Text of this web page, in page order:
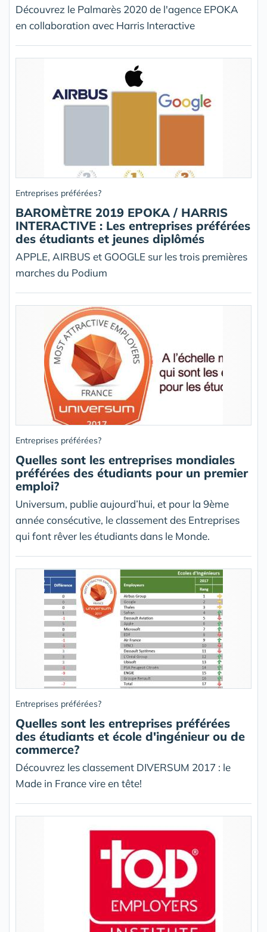
Découvrez le Palmarès 2020 de l'agence EPOKA
en collaboration avec Harris Interactive
Entreprises préférées?
BAROMÈTRE 2019 EPOKA / HARRIS
INTERACTIVE : Les entreprises préférées
des étudiants et jeunes diplômés
APPLE, AIRBUS et GOOGLE sur les trois premières
marches du Podium
Entreprises préférées?
Quelles sont les entreprises mondiales
préférées des étudiants pour un premier
emploi?
Universum, publie aujourd’hui, et pour la 9ème
année consécutive, le classement des Entreprises
qui font rêver les étudiants dans le Monde.
Entreprises préférées?
Quelles sont les entreprises préférées
des étudiants et école d'ingénieur ou de
commerce?
Découvrez les classement DIVERSUM 2017 : le
Made in France vire en tête!